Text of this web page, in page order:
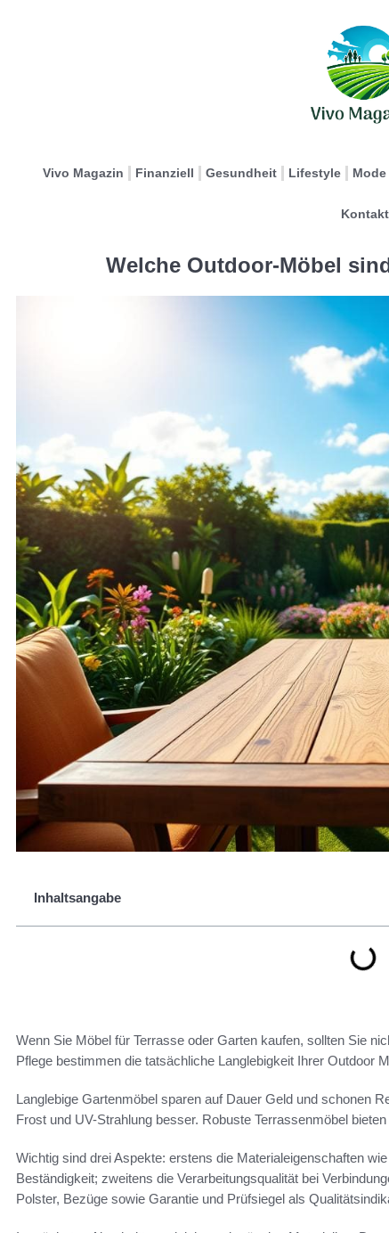
Vivo Magazin Finanziell Gesundheit Lifestyle Mode
Kontakt
Welche Outdoor-Möbel
Inhaltsangabe
Wenn Sie Möbel für Terrasse oder Garten kaufen, sollten Sie
Pflege bestimmen die tatsächliche Langlebigkeit Ihrer Outdoor
Langlebige Gartenmöbel sparen auf Dauer Geld und schonen
Frost und UV-Strahlung besser. Robuste Terrassenmöbel
Wichtig sind drei Aspekte: erstens die Materialeigenschaften
Beständigkeit; zweitens die Verarbeitungsqualität bei
Polster, Bezüge sowie Garantie und Prüfsiegel als